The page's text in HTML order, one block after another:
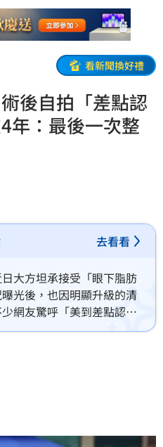
看新聞換好禮
後自拍「差點認
：最後一次整
去看看
大方坦承接受「眼下脂肪
光後，也因明顯升級的清
網友驚呼「美到差點認不